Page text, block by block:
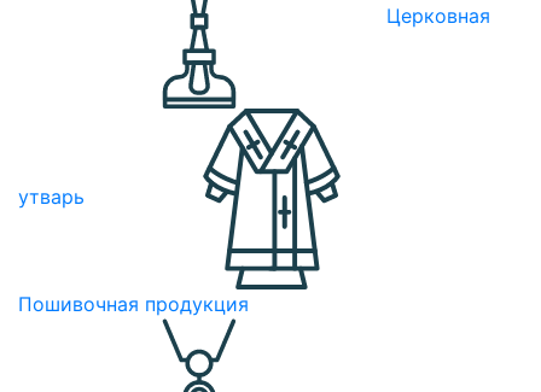
Церковная
утварь
Пошивочная продукция